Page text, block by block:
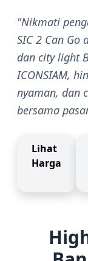
"Nikmati
SIC 2 Can Go
dan city light
ICONSIAM,
nyaman, dan
bersama
Lihat
Harga